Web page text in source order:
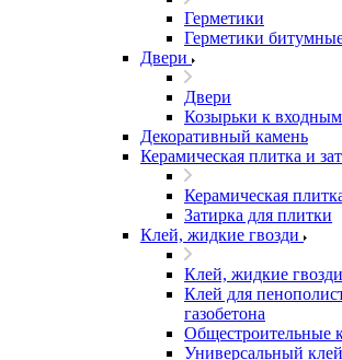
Герметики
Герметики
Двери
Двери
Козырьки к
Декоративный камень
Керамическая плитка и
Керамическая
Затирка для плитки
Клей, жидкие гвозди
Клей, жидкие гвозди
Клей для
газобетона
Общестроительные
Универсальный клей